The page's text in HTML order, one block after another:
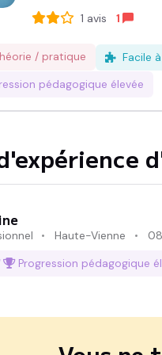
1 avis 1
/ pratique
Facile
pédagogique élevée
Haute-Vienne
Progression pédagogique